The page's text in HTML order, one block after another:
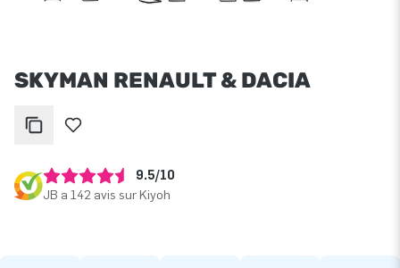
SKYMAN RENAULT & DACIA
9.5/10
JB a 142 avis sur Kiyoh